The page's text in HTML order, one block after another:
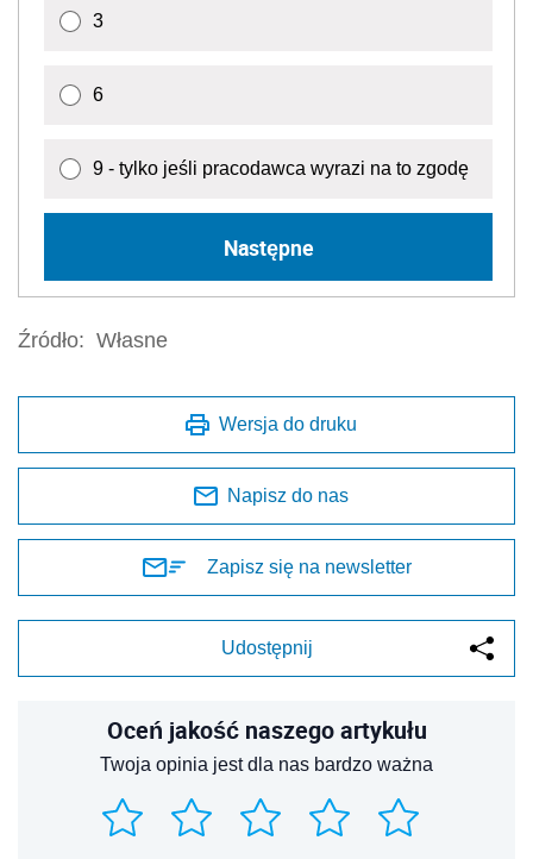
3
6
9 - tylko jeśli pracodawca wyrazi na to zgodę
Następne
Źródło: Własne
Wersja do druku
Napisz do nas
Zapisz się na newsletter
Udostępnij
Oceń jakość naszego artykułu
Twoja opinia jest dla nas bardzo ważna